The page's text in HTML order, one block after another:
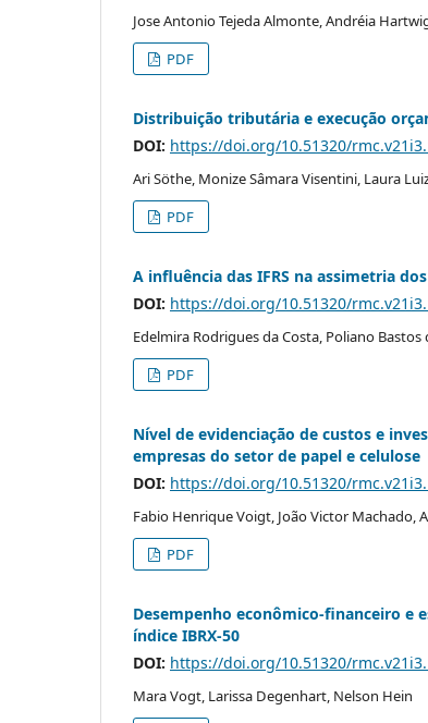
Jose Antonio Tejeda Almonte, Andréia
PDF
Distribuição tributária e execução
DOI: https://doi.org/10.51320/
Ari Söthe, Monize Sâmara Visentini, Laura
PDF
A influência das IFRS na assimetria
DOI: https://doi.org/10.51320/
Edelmira Rodrigues da Costa, Poliano Bastos
PDF
Nível de evidenciação de custos e
empresas do setor de papel e celulose
DOI: https://doi.org/10.51320/
Fabio Henrique Voigt, João Victor Machado,
PDF
Desempenho econômico-financeiro e
índice IBRX-50
DOI: https://doi.org/10.51320/
Mara Vogt, Larissa Degenhart, Nelson Hein